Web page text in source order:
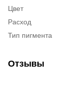
Цвет
Расход
Тип пигмента
Отзывы